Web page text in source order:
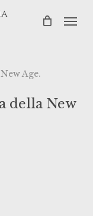
Age.
della New